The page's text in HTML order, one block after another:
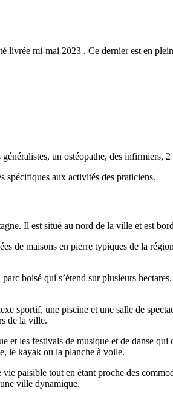
livrée mi-mai 2023 . Ce dernier est en
un ostéopathe, des infirmiers,
spécifiques aux activités des praticiens.
Il est situé au nord de la ville et est
de maisons en pierre typiques de la
boisé qui s’étend sur plusieurs
sportif, une piscine et une salle de
de la ville.
les festivals de musique et de danse
le kayak ou la planche à voile.
paisible tout en étant proche des
ville dynamique.